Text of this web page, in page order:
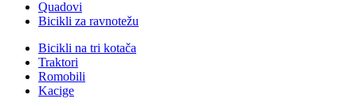
Quadovi
Bicikli za ravnotežu
Bicikli na tri kotača
Traktori
Romobili
Kacige